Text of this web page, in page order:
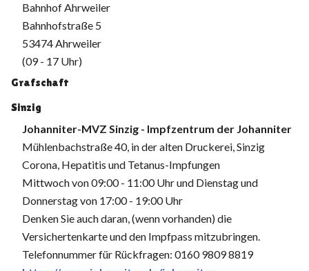
Bahnhof Ahrweiler
Bahnhofstraße 5
53474 Ahrweiler
(09 - 17 Uhr)
Grafschaft
Sinzig
Johanniter-MVZ Sinzig - Impfzentrum der Johanniter
Mühlenbachstraße 40, in der alten Druckerei, Sinzig
Corona, Hepatitis und Tetanus-Impfungen
Mittwoch von 09:00 - 11:00 Uhr und Dienstag und
Donnerstag von 17:00 - 19:00 Uhr
Denken Sie auch daran, (wenn vorhanden) die
Versichertenkarte und den Impfpass mitzubringen.
Telefonnummer für Rückfragen: 0160 9809 8819